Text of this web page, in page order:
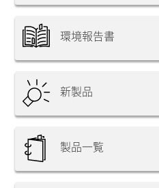
環境報告書
新製品
製品一覧